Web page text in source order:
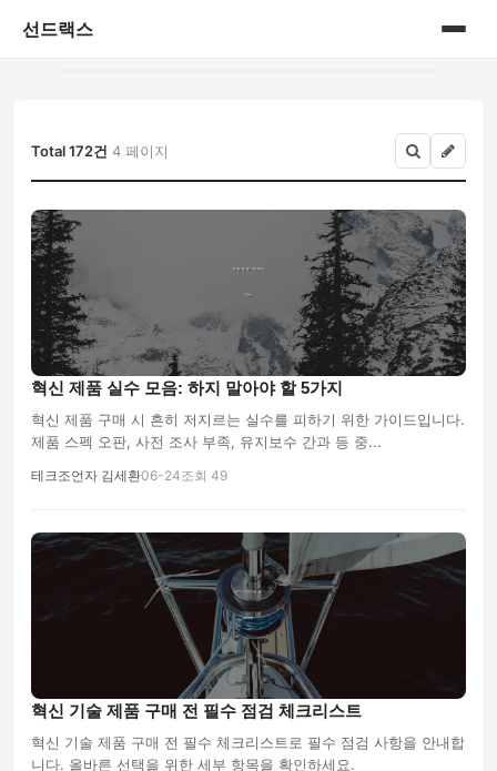
선드랙스
게시판
Total 172건 4 페이지
혁신 제품 실수 모음: 하지 말아야 할 5가지
혁신 제품 구매 시 흔히 저지르는 실수를 피하기 위한 가이드입니다.
제품 스펙 오판, 사전 조사 부족, 유지보수 간과 등 중...
테크조언자 김세환06-24조회 49
혁신 기술 제품 구매 전 필수 점검 체크리스트
혁신 기술 제품 구매 전 필수 체크리스트로 필수 점검 사항을 안내합
니다. 올바른 선택을 위한 세부 항목을 확인하세요.